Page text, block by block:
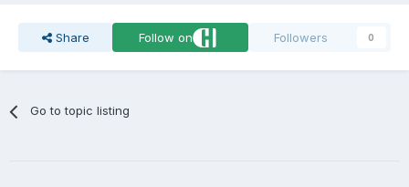
Share Follow on Followers 0
Go to topic listing